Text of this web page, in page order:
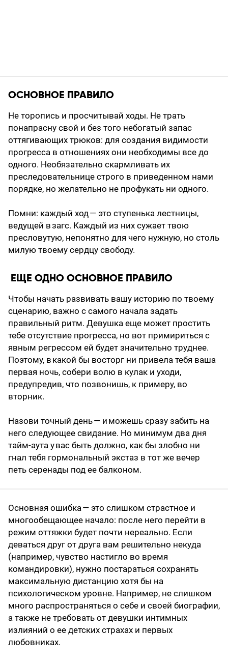
ОСНОВНОЕ ПРАВИЛО
Не торопись и просчитывай ходы. Не трать
понапрасну свой и без того небогатый запас
оттягивающих трюков: для создания видимости
прогресса в отношениях они необходимы все до
одного. Необязательно скарм­ливать их
преследовательнице строго в приведенном нами
порядке, но желательно не профукать ни одного.
Помни: каждый ход — это ступенька лестницы,
ведущей в загс. Каждый из них сужает твою
пресловутую, непонятно для чего нужную, но столь
милую твоему сердцу свободу.
ЕЩЕ ОДНО ОСНОВНОЕ ПРАВИЛО
Чтобы начать развивать вашу историю по твоему
сценарию, важно с самого начала задать
правильный ритм. Девушка еще может простить
тебе отсутствие прогресса, но вот примириться с
явным регрессом ей будет значительно труднее.
Поэтому, в какой бы восторг ни привела тебя ваша
первая ночь, собери волю в кулак и уходи,
предупредив, что позвонишь, к примеру, во
вторник.
Назови точный день — и можешь сразу забить на
него следующее свидание. Но минимум два дня
тайм-аута у вас быть должно, как бы злобно ни
гнал тебя гормональный экстаз в тот же вечер
петь серенады под ее балконом.
Основная ошибка — это слишком страстное и
многообещающее начало: после него перейти в
режим оттяжки будет почти нереально. Если
деваться друг от друга вам решительно некуда
(например, чувство настигло во время
командировки), нужно постараться сохранять
максимальную дистанцию хотя бы на
психологическом уровне. Например, не слишком
много распространяться о себе и своей биографии,
а также не требовать от девушки интимных
излияний о ее дет­ских страхах и первых
любовниках.